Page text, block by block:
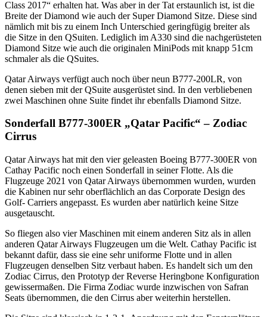
Class 2017“ erhalten hat. Was aber in der Tat erstaunlich ist, ist die
Breite der Diamond wie auch der Super Diamond Sitze. Diese sind
nämlich mit bis zu einem Inch Unterschied geringfügig breiter als
die Sitze in den QSuiten. Lediglich im A330 sind die nachgerüsteten
Diamond Sitze wie auch die originalen MiniPods mit knapp 51cm
schmaler als die QSuites.
Qatar Airways verfügt auch noch über neun B777-200LR, von
denen sieben mit der QSuite ausgerüstet sind. In den verbliebenen
zwei Maschinen ohne Suite findet ihr ebenfalls Diamond Sitze.
Sonderfall B777-300ER „Qatar Pacific“ – Zodiac
Cirrus
Qatar Airways hat mit den vier geleasten Boeing B777-300ER von
Cathay Pacific noch einen Sonderfall in seiner Flotte. Als die
Flugzeuge 2021 von Qatar Airways übernommen wurden, wurden
die Kabinen nur sehr oberflächlich an das Corporate Design des
Golf- Carriers angepasst. Es wurden aber natürlich keine Sitze
ausgetauscht.
So fliegen also vier Maschinen mit einem anderen Sitz als in allen
anderen Qatar Airways Flugzeugen um die Welt. Cathay Pacific ist
bekannt dafür, dass sie eine sehr uniforme Flotte und in allen
Flugzeugen denselben Sitz verbaut haben. Es handelt sich um den
Zodiac Cirrus, den Prototyp der Reverse Heringbone Konfiguration
gewissermaßen. Die Firma Zodiac wurde inzwischen von Safran
Seats übernommen, die den Cirrus aber weiterhin herstellen.